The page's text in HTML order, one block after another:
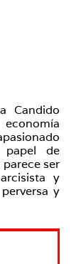
Candido
de
ser
y
y